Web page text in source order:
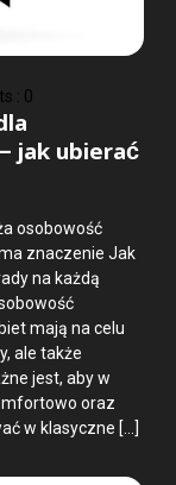
: 0
jak ubierać
osobowość
znaczenie Jak
na każdą
mają na celu
ale także
jest, aby w
oraz
w klasyczne […]